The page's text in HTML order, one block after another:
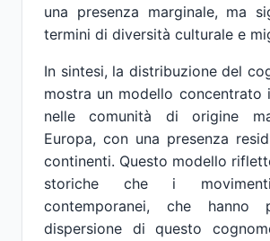
una presenza marginale, ma
termini di diversità culturale e
In sintesi, la distribuzione del
mostra un modello concentrato
nelle comunità di origine
Europa, con una presenza
continenti. Questo modello
storiche che i
contemporanei, che hanno
dispersione di questo